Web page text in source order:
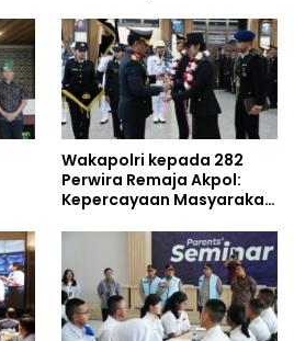
Umrah
Wakapolri kepada 282
Perwira Remaja Akpol:
Kepercayaan Masyarakat